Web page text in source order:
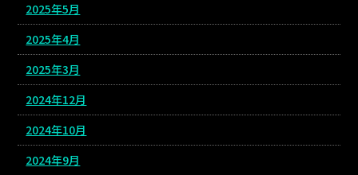
2025年5月
2025年4月
2025年3月
2024年12月
2024年10月
2024年9月